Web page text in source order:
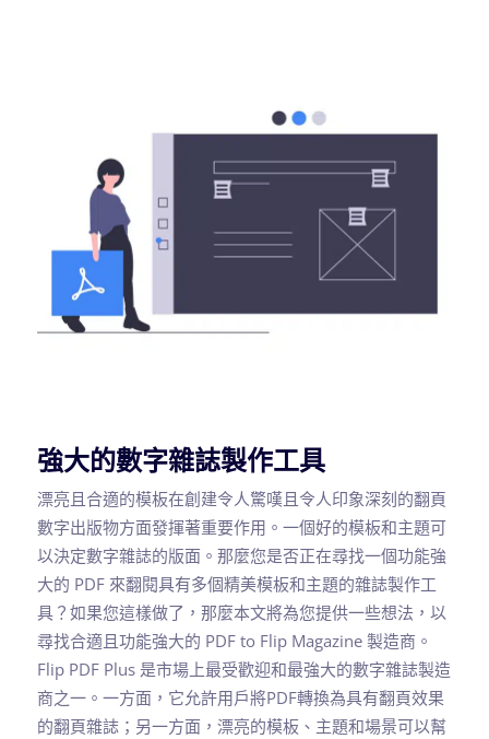
強大的數字雜誌製作工具
漂亮且合適的模板在創建令人驚嘆且令人印象深刻的翻頁
數字出版物方面發揮著重要作用。一個好的模板和主題可
以決定數字雜誌的版面。那麼您是否正在尋找一個功能強
大的 PDF 來翻閱具有多個精美模板和主題的雜誌製作工
具？如果您這樣做了，那麼本文將為您提供一些想法，以
尋找合適且功能強大的 PDF to Flip Magazine 製造商。
Flip PDF Plus 是市場上最受歡迎和最強大的數字雜誌製造
商之一。一方面，它允許用戶將PDF轉換為具有翻頁效果
的翻頁雜誌；另一方面，漂亮的模板、主題和場景可以幫